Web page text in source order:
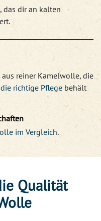
das dir an kalten
reiner Kamelwolle, die
die richtige Pflege behält
im Vergleich.
Qualität